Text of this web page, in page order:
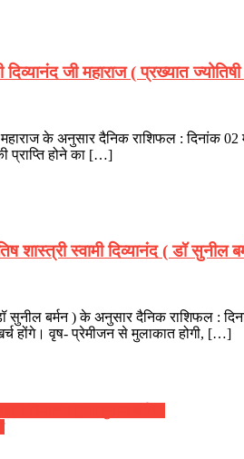
जी महाराज ( प्रख्यात
महाराज के अनुसार दैनिक राशिफल : दिनांक
प्राप्ति होने का […]
स्वामी दिव्यानंद ( डॉ सुनील
सुनील बर्मन ) के अनुसार दैनिक राशिफल
होंगे। वृष- प्रेमीजन से मुलाकात होगी, […]